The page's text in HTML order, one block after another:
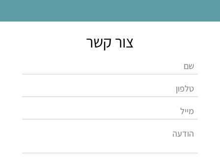
צור קשר